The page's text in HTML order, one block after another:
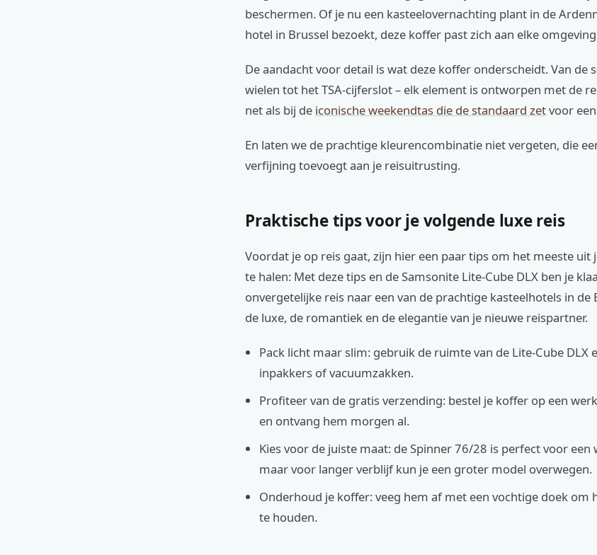
beschermen. Of je nu een kasteelovernachting plant in de
hotel in Brussel bezoekt, deze koffer past zich aan elke
De aandacht voor detail is wat deze koffer onderscheidt. Van de
wielen tot het TSA-cijferslot – elk element is ontworpen met de
net als bij de iconische weekendtas die de standaard zetvoor
En laten we de prachtige kleurencombinatie niet vergeten, die
verfijning toevoegt aan je reisuitrusting.
Praktische tips voor je volgende luxe reis
Voordat je op reis gaat, zijn hier een paar tips om het meeste uit
te halen: Met deze tips en de Samsonite Lite-Cube DLX ben je
onvergetelijke reis naar een van de prachtige kasteelhotels in de
de luxe, de romantiek en de elegantie van je nieuwe reispartner.
Pack licht maar slim: gebruik de ruimte van de Lite-Cube DLX
inpakkers of vacuumzakken.
Profiteer van de gratis verzending: bestel je koffer op een
en ontvang hem morgen al.
Kies voor de juiste maat: de Spinner 76/28 is perfect voor een
maar voor langer verblijf kun je een groter model overwegen.
Onderhoud je koffer: veeg hem af met een vochtige doek om
te houden.